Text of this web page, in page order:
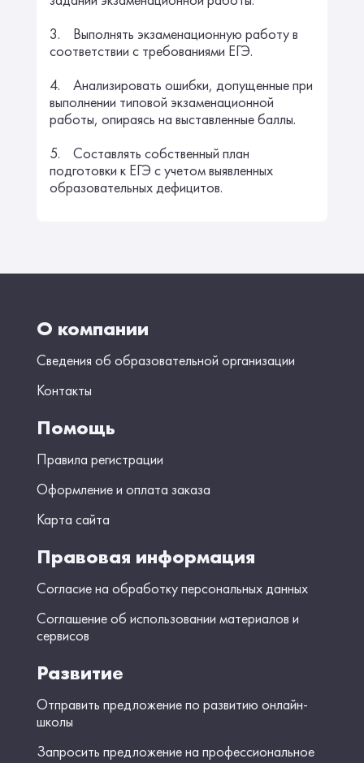
3. Выполнять экзаменационную работу в
соответствии с требованиями ЕГЭ.
4. Анализировать ошибки, допущенные при
выполнении типовой экзаменационной
работы, опираясь на выставленные баллы.
5. Составлять собственный план
подготовки к ЕГЭ с учетом выявленных
образовательных дефицитов.
О компании
Сведения об образовательной организации
Контакты
Помощь
Правила регистрации
Оформление и оплата заказа
Карта сайта
Правовая информация
Согласие на обработку персональных данных
Соглашение об использовании материалов и
сервисов
Развитие
Отправить предложение по развитию онлайн-
школы
Запросить предложение на профессиональное